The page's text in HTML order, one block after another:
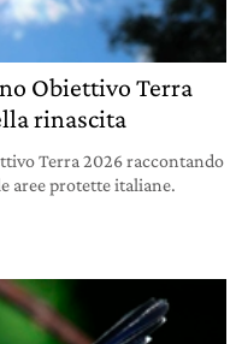
Obiettivo Terra
rinascita
Terra 2026 raccontando
aree protette italiane.